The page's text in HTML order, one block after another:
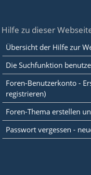
Hilfe zu dieser
Übersicht der Hilfe zur
Die Suchfunktion
Foren-Benutzerkonto -
registrieren)
Foren-Thema erstellen
Passwort vergessen -